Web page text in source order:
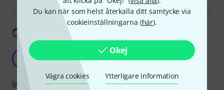
Du kan när som helst återkalla ditt samtycke via
cookieinställningarna (här).
Okej
Vägra cookies Ytterligare information
Visa översättning
Velhote 28.02.2024
ljud